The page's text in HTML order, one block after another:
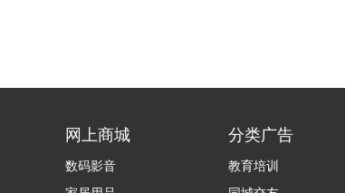
网上商城
数码影音
分类广告
教育培训